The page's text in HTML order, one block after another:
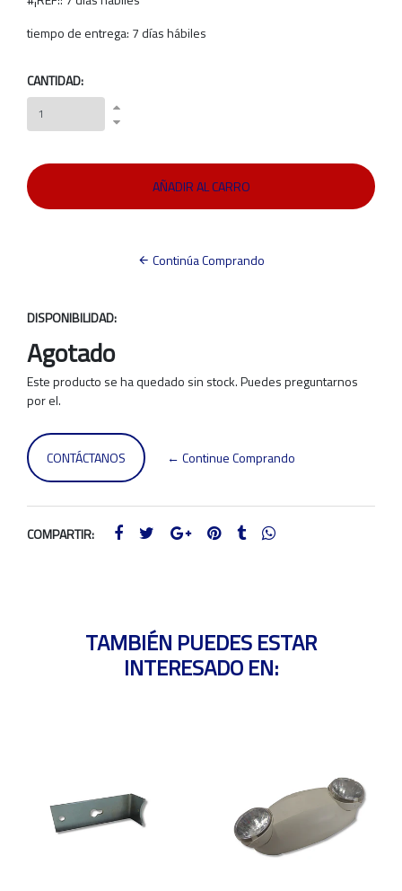
tiempo de entrega: 7 días hábiles
CANTIDAD:
Continúa Comprando
DISPONIBILIDAD:
Agotado
Este producto se ha quedado sin stock. Puedes preguntarnos
por el.
CONTÁCTANOS ← Continue Comprando
COMPARTIR:
TAMBIÉN PUEDES ESTAR
INTERESADO EN: